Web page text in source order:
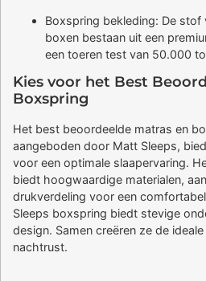
Boxspring bekleding: De
boxen bestaan uit een
een toeren test van 50.000
Kies voor het Best
Boxspring
Het best beoordeelde matras en
aangeboden door Matt Sleeps,
voor een optimale slaapervaring.
biedt hoogwaardige materialen,
drukverdeling voor een
Sleeps boxspring biedt stevige
design. Samen creëren ze de
nachtrust.